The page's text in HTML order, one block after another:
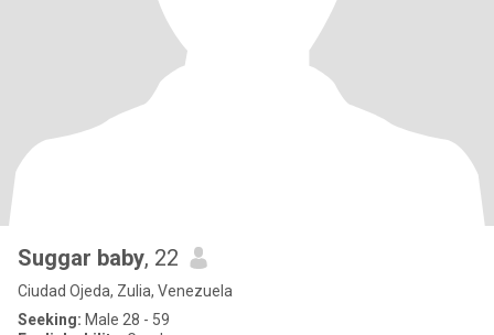
Suggar baby, 22
Ciudad Ojeda, Zulia, Venezuela
Seeking: Male 28 - 59